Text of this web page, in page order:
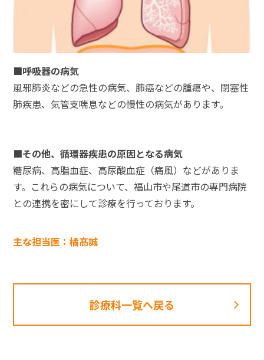
■呼吸器の病気
風邪肺炎などの急性の病気、肺癌などの腫瘍や、閉塞性
肺疾患、気管支喘息などの慢性の病気があります。
■その他、循環器疾患の原因となる病気
糖尿病、高脂血症、高尿酸血症（痛風）などがありま
す。これらの病気について、福山市や尾道市の専門病院
との連携を密にして診療を行っております。
主な担当医：橘髙誠
診療科一覧へ戻る